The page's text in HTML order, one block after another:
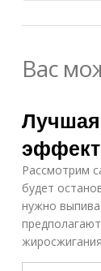
Вас
Рассмотрим
будет
нужно